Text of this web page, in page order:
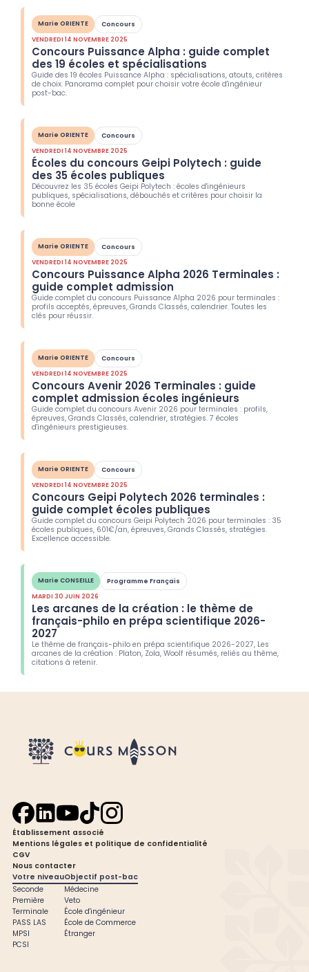
Marie ORIENTE
Concours
VENDREDI 14 NOVEMBRE 2025
Concours Puissance Alpha : guide complet
des 19 écoles et spécialisations
Guide des 19 écoles Puissance Alpha : spécialisations, atouts, critères
de choix. Panorama complet pour choisir votre école d'ingénieur
post-bac.
Marie ORIENTE
Concours
VENDREDI 14 NOVEMBRE 2025
Écoles du concours Geipi Polytech : guide
des 35 écoles publiques
Découvrez les 35 écoles Geipi Polytech : écoles d'ingénieurs
publiques, spécialisations, débouchés et critères pour choisir la
bonne école
Marie ORIENTE
Concours
VENDREDI 14 NOVEMBRE 2025
Concours Puissance Alpha 2026 Terminales :
guide complet admission
Guide complet du concours Puissance Alpha 2026 pour terminales :
profils acceptés, épreuves, Grands Classés, calendrier. Toutes les
clés pour réussir.
Marie ORIENTE
Concours
VENDREDI 14 NOVEMBRE 2025
Concours Avenir 2026 Terminales : guide
complet admission écoles ingénieurs
Guide complet du concours Avenir 2026 pour terminales : profils,
épreuves, Grands Classés, calendrier, stratégies. 7 écoles
d'ingénieurs prestigieuses.
Marie ORIENTE
Concours
VENDREDI 14 NOVEMBRE 2025
Concours Geipi Polytech 2026 terminales :
guide complet écoles publiques
Guide complet du concours Geipi Polytech 2026 pour terminales : 35
écoles publiques, 601€/an, épreuves, Grands Classés, stratégies.
Excellence accessible.
Marie CONSEILLE
Programme Français
MARDI 30 JUIN 2026
Les arcanes de la création : le thème de
français-philo en prépa scientifique 2026-
2027
Le thème de français-philo en prépa scientifique 2026-2027, Les
arcanes de la création : Platon, Zola, Woolf résumés, reliés au thème,
citations à retenir.
Établissement associé
Mentions légales et politique de confidentialité
CGV
Nous contacter
Votre niveau
Seconde
Première
Terminale
PASS LAS
MPSI
PCSI
Objectif post-bac
Médecine
Veto
École d'ingénieur
École de Commerce
Étranger